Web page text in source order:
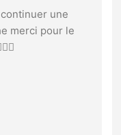
une
merci pour le